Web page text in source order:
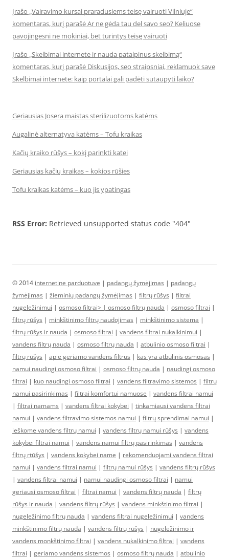
Įrašo „Vairavimo kursai praradusiems teisę vairuoti Vilniuje“
komentaras, kurį parašė Ar ne gėda tau del savo seo? Keliuose
pavojingesni ne mokiniai, bet turintys teisę vairuoti
Įrašo „Skelbimai internete ir nauda patalpinus skelbimą“
komentaras, kurį parašė Diskusijos, seo straipsniai, reklamuok save
Skelbimai internete: kaip portalai gali padėti sutaupyti laiko?
Geriausias Josera maistas sterilizuotoms katėms
Augalinė alternatyva katėms – Tofu kraikas
Kačių kraiko rūšys – kokį parinkti katei
Geriausias kačių kraikas – kokios rūšies
Tofu kraikas katėms – kuo jis ypatingas
RSS Error: Retrieved unsupported status code "404"
© 2014 internetine parduotuve | padangų žymėjimas | padangų
žymėjimas | žieminių padangų žymėjimas | filtrų rūšys | filtrai
nugeležinimui | osmoso filtrai> | osmoso filtrų nauda | osmoso filtrai |
filtrų rūšys | minkštinimo filtrų naudojimas | minkštinimo sistema |
filtrų rūšys ir nauda | osmoso filtrai | vandens filtrai nukalkinimui |
vandens filtrų nauda | osmoso filtrų nauda | atbulinio osmoso filtrai |
filtrų rūšys | apie geriamo vandens filtrus | kas yra atbulinis osmosas |
namui naudingi osmoso filtrai | osmoso filtrų nauda | naudingi osmoso
filtrai | kuo naudingi osmoso filtrai | vandens filtravimo sistemos | filtrų
namui pasirinkimas | filtrai komfortui namuose | vandens filtrai namui
| filtrai namams | vandens filtrai kokybei | tinkamiausi vandens filtrai
namui | vandens filtravimo sistemos namui | filtrų sprendimai namui |
ieškome vandens filtrų namui | vandens filtrų namui rūšys | vandens
kokybei filtrai namui | vandens namui filtrų pasirinkimas | vandens
filtrų rtūšys | vandens kokybei name | rekomenduojami vandens filtrai
namui | vandens filtrai namui | filtrų namui rūšys | vandens filtrų rūšys
| vandens filtrai namui | namui naudingi osmoso filtrai | namui
geriausi osmoso filtrai | filtrai namui | vandens filtrų nauda | filtrų
rūšys ir nauda | vandens filtrų rūšys | vandens minkštinimo filtrai |
nugeležinimo filtrų nauda | vandens filtrai nugeležinimui | vandens
minkštinimo filtrų nauda | vandens filtrų rūšys | nugeležinimo ir
vandens monkštinimo filtrai | vandens nukalkinimo filtrai | vandens
filtrai | geriamo vandens sistemos | osmoso filtrų nauda | atbulinio